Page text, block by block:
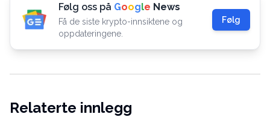
Følg oss på Google News
Få de siste krypto-innsiktene og
oppdateringene.
Følg
Relaterte innlegg